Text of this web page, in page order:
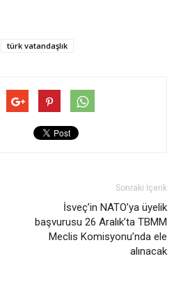
türk vatandaşlık
Sonraki İçerik
İsveç’in NATO’ya üyelik
başvurusu 26 Aralık’ta TBMM
Meclis Komisyonu’nda ele
alınacak